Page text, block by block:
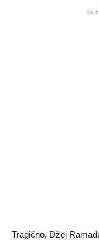
Tragično, Džej